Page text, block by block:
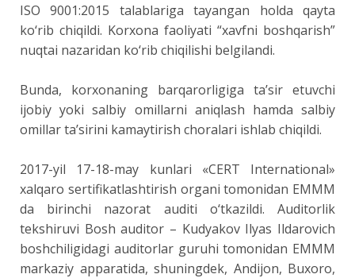
ISO 9001:2015 talablariga tayangan holda qayta
ko‘rib chiqildi. Korxona faoliyati “xavfni boshqarish”
nuqtai nazaridan ko‘rib chiqilishi belgilandi.
Bunda, korxonaning barqarorligiga ta’sir etuvchi
ijobiy yoki salbiy omillarni aniqlash hamda salbiy
omillar ta’sirini kamaytirish choralari ishlab chiqildi.
2017-yil 17-18-may kunlari «CERT International»
xalqaro sertifikatlashtirish organi tomonidan EMMM
da birinchi nazorat auditi o‘tkazildi. Auditorlik
tekshiruvi Bosh auditor – Kudyakov Ilyas Ildarovich
boshchiligidagi auditorlar guruhi tomonidan EMMM
markaziy apparatida, shuningdek, Andijon, Buxoro,